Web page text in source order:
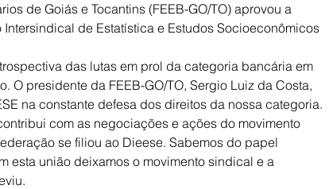
de Goiás e Tocantins (FEEB-GO/TO) aprovou a
de Estatística e Estudos Socioeconômicos
das lutas em prol da categoria bancária em
O presidente da FEEB-GO/TO, Sergio Luiz da Costa,
na constante defesa dos direitos da nossa categoria.
com as negociações e ações do movimento
se filiou ao Dieese. Sabemos do papel
esta união deixamos o movimento sindical e a